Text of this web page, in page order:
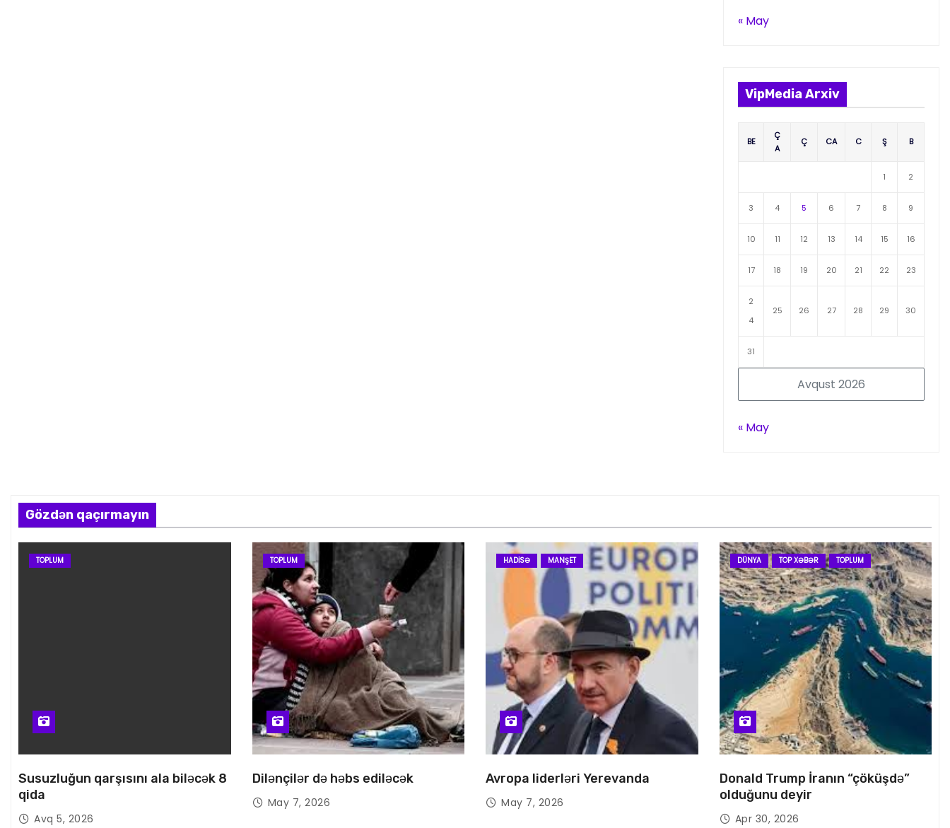
« May
VipMedia Arxiv
Avqust 2026
BE
Ç
A
Ç CA C Ş B
1 2
3 4 5 6 7 8 9
10 11 12 13 14 15 16
17 18 19 20 21 22 23
2
4
25 26 27 28 29 30
31
« May
Gözdən qaçırmayın
TOPLUM
Susuzluğun qarşısını ala biləcək 8
qida
Avq 5, 2026
TOPLUM
Dilənçilər də həbs ediləcək
May 7, 2026
HADISƏ MANŞET
Avropa liderləri Yerevanda
May 7, 2026
DÜNYA TOP XƏBƏR TOPLUM
Donald Trump İranın “çöküşdə”
olduğunu deyir
Apr 30, 2026